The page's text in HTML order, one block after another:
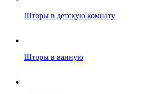
Шторы в детскую комнату
Шторы в ванную